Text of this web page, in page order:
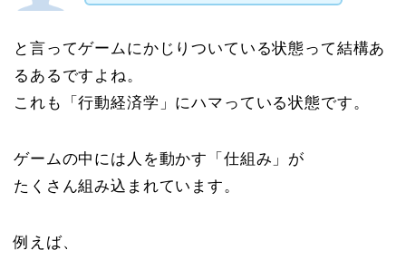
と言ってゲームにかじりついている状態って結構あ
るあるですよね。
これも「行動経済学」にハマっている状態です。
ゲームの中には人を動かす「仕組み」が
たくさん組み込まれています。
例えば、